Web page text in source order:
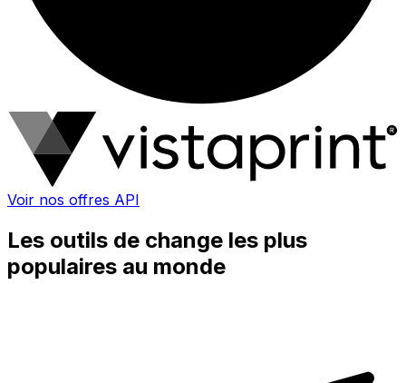
Voir nos offres API
Les outils de change les plus
populaires au monde